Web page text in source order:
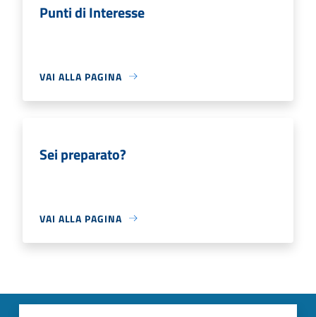
Punti di Interesse
VAI ALLA PAGINA
Sei preparato?
VAI ALLA PAGINA